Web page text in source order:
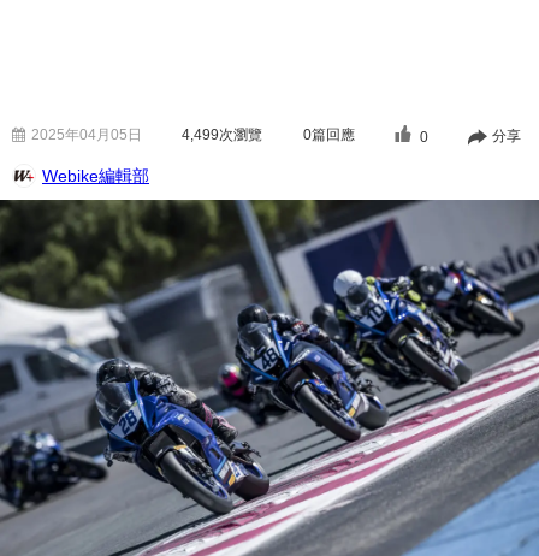
2025年04月05日 4,499次瀏覽 0篇回應 0 分享
Webike編輯部